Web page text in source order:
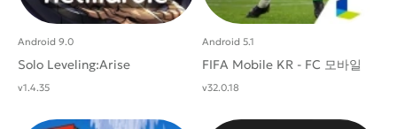
Solo Leveling:Arise
Android 9.0
v1.4.35
FIFA Mobile KR - FC 모바일
Android 5.1
v32.0.18